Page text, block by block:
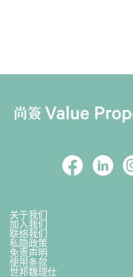
关于我们
加入我们
联络我们
私隐政策
免责声明
使用条款
世邦魏理仕